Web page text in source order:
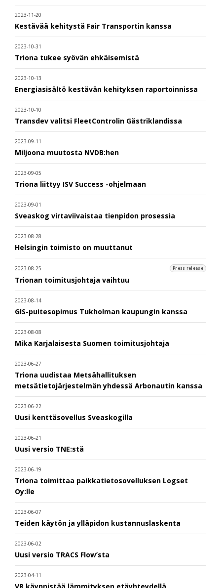
2023-11-20
Kestävää kehitystä Fair Transportin kanssa
2023-10-31
Triona tukee syövän ehkäisemistä
2023-10-13
Energiasisältö kestävän kehityksen raportoinnissa
2023-10-10
Transdev valitsi FleetControlin Gästriklandissa
2023-09-11
Miljoona muutosta NVDB:hen
2023-09-05
Triona liittyy ISV Success -ohjelmaan
2023-09-01
Sveaskog virtaviivaistaa tienpidon prosessia
2023-08-28
Helsingin toimisto on muuttanut
2023-08-25 Press release
Trionan toimitusjohtaja vaihtuu
2023-08-14
GIS-puitesopimus Tukholman kaupungin kanssa
2023-08-08
Mika Karjalaisesta Suomen toimitusjohtaja
2023-06-27
Triona uudistaa Metsähallituksen
metsätietojärjestelmän yhdessä Arbonautin kanssa
2023-06-22
Uusi kenttäsovellus Sveaskogilla
2023-06-21
Uusi versio TNE:stä
2023-06-19
Triona toimittaa paikkatietosovelluksen Logset
Oy:lle
2023-06-07
Teiden käytön ja ylläpidon kustannuslaskenta
2023-06-02
Uusi versio TRACS Flow’sta
2023-04-11